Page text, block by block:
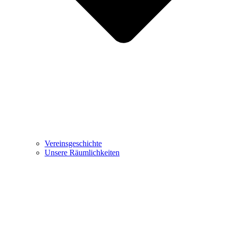
Vereinsgeschichte
Unsere Räumlichkeiten